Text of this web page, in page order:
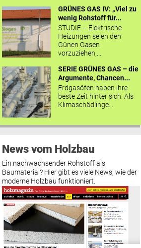
GRÜNES GAS IV: „Viel zu
wenig Rohstoff für...
STUDIE – Elektrische
Heizungen seien den
Günen Gasen
vorzuziehen,...
SERIE GRÜNES GAS – die
Argumente, Chancen...
Erdgasöfen haben ihre
beste Zeit hinter sich. Als
Klimaschädlinge...
News vom Holzbau
Ein nachwachsender Rohstoff als
Baumaterial? Hier gibt es viele News, wie der
moderne Holzbau funktioniert.